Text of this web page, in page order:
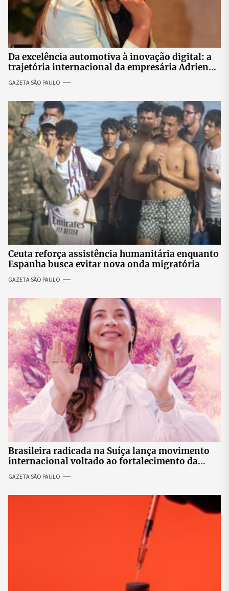
Da excelência automotiva à inovação digital: a
trajetória internacional da empresária Adriene
Silva
GAZETA SÃO PAULO
Ceuta reforça assistência humanitária enquanto
Espanha busca evitar nova onda migratória
GAZETA SÃO PAULO
Brasileira radicada na Suíça lança movimento
internacional voltado ao fortalecimento da
identidade feminina
GAZETA SÃO PAULO